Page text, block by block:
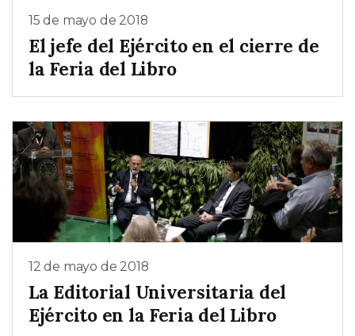
15 de mayo de 2018
El jefe del Ejército en el cierre de
la Feria del Libro
12 de mayo de 2018
La Editorial Universitaria del
Ejército en la Feria del Libro